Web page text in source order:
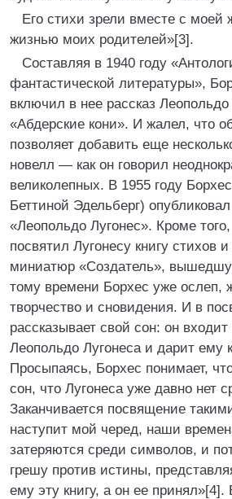
Его стихи зрели вместе с моей
жизнью моих родителей»[3].
Составляя в 1940 году
фантастической литературы»,
включил в нее рассказ Леопольдо
«Абдерские кони». И жалел, что
позволяет добавить еще
новелл — как он говорил
великолепных. В 1955 году
Беттиной Эдельберг)
«Леопольдо Лугонес». Кроме
посвятил Лугонесу книгу стихов
миниатюр «Создатель»,
тому времени Борхес уже ослеп,
творчество и сновидения. И в
рассказывает свой сон: он
Леопольдо Лугонеса и дарит ему
Просыпаясь, Борхес понимает,
сон, что Лугонеса уже давно нет
Заканчивается посвящение
наступит мой черед, наши
затеряются среди символов, и
грешу против истины,
ему эту книгу, а он ее